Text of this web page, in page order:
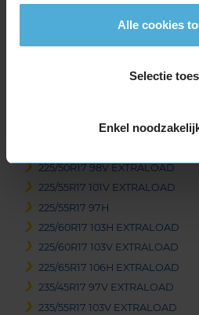
Alle cookies
Selectie
Enkel
215/65R17 99H
225/45R17 94V EXTRALOAD
225/50R17 98V EXTRALOAD
225/55R17 101V EXTRALOAD
225/55R17 97H
225/60R17 103H EXTRALOAD
225/60R17 103V EXTRALOAD
225/65R17 106H EXTRALOAD
235/45R17 97V EXTRALOAD
235/55R17 103V EXTRALOAD